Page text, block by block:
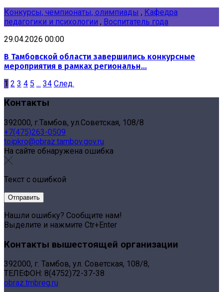
Конкурсы, чемпионаты, олимпиады , Кафедра
педагогики и психологии , Воспитатель года
29.04.2026 00:00
В Тамбовской области завершились конкурсные
мероприятия в рамках региональн...
1 2 3 4 5 ... 34 След.
Контакты
392000, г.Тамбов, ул.Советская, 108/8
+7(475)263-0509
toipkro@obraz.tambov.gov.ru
На сайте обнаружена ошибка
Текст с ошибкой
Нашли ошибку? Сообщите нам!
Выделите и нажмите Ctr+Enter
Контакты вышестоящей организации
392000, г. Тамбов, ул. Советская, 108/8,
ТЕЛЕФОН: 8(4752)72-37-38
obraz.tmbreg.ru